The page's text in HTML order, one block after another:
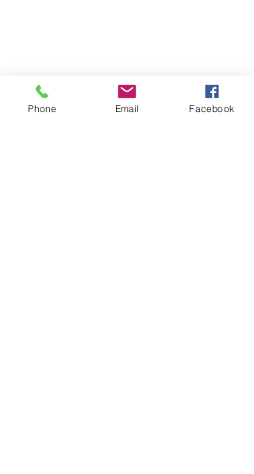
Phone Email Facebook